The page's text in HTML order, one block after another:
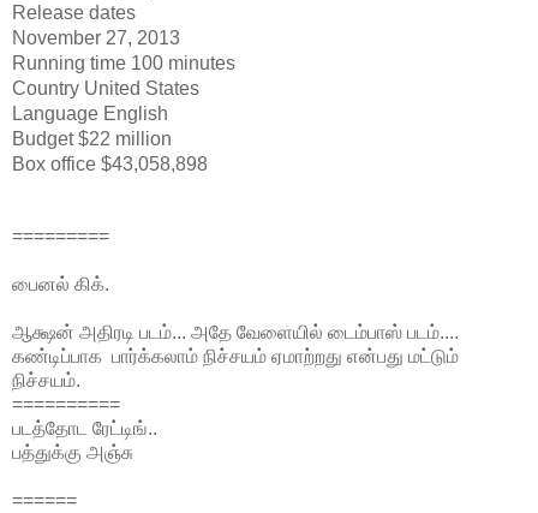
Release dates
November 27, 2013
Running time 100 minutes
Country United States
Language English
Budget $22 million
Box office $43,058,898
=========
பைனல் கிக்.
ஆக்ஷன் அதிரடி படம்... அதே வேளையில் டைம்பாஸ் படம்....
கண்டிப்பாக பார்க்கலாம் நிச்சயம் ஏமாற்றது என்பது மட்டும்
நிச்சயம்.
==========
படத்தோட ரேட்டிங்..
பத்துக்கு அஞ்சு
======